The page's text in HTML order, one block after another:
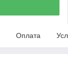
Оплата